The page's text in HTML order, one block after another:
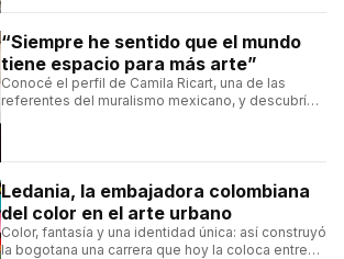
“Siempre he sentido que el mundo
tiene espacio para más arte”
Conocé el perfil de Camila Ricart, una de las
referentes del muralismo mexicano, y descubrí
Ledania, la embajadora colombiana
del color en el arte urbano
Color, fantasía y una identidad única: así construyó
la bogotana una carrera que hoy la coloca entre